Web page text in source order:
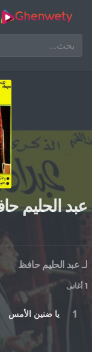
English
عبد الحليم
لـ عبد الحليم حافظ
1 أغانى
يا ضنين الأمس